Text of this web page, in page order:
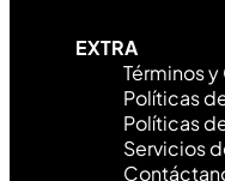
EXTRA
Términos
Políticas
Políticas
Servicios